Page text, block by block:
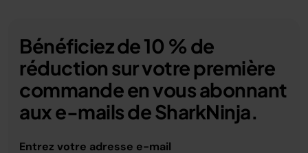
Bénéficiez de 10 % de
réduction sur votre première
commande en vous abonnant
aux e-mails de SharkNinja.
Entrez votre adresse e-mail